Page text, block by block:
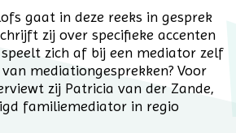
gaat in deze reeks in gesprek
zij over specifieke accenten
zich af bij een mediator zelf
mediationgesprekken? Voor
zij Patricia van der Zande,
familiemediator in regio